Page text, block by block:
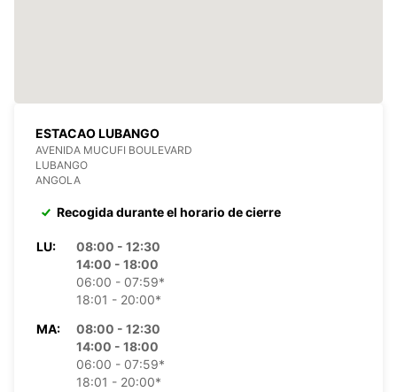
ESTACAO LUBANGO
AVENIDA MUCUFI BOULEVARD
LUBANGO
ANGOLA
Recogida durante el horario de cierre
LU:
08:00 - 12:30
14:00 - 18:00
06:00 - 07:59*
18:01 - 20:00*
MA:
08:00 - 12:30
14:00 - 18:00
06:00 - 07:59*
18:01 - 20:00*